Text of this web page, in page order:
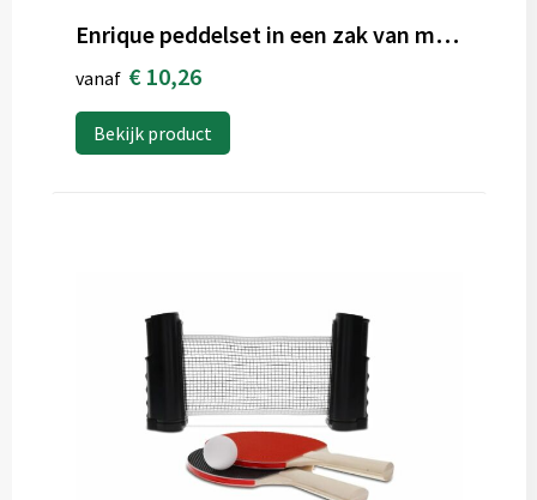
Enrique peddelset in een zak van mesh
vanaf € 10,26
Bekijk product